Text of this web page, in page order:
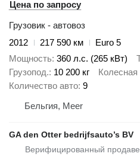
Цена по запросу
Грузовик - автовоз
2012
217 590 км
Euro 5
Мощность 360 л.с. (265 кВт)
Грузопод. 10 200 кг
Количество авто 9
Бельгия, Meer
GA den Otter bedrijfsauto’s BV